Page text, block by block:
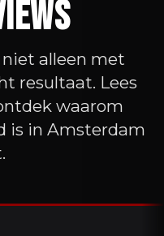
alleen met
resultaat. Lees
waarom
is in Amsterdam